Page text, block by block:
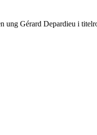
ung Gérard Depardieu i